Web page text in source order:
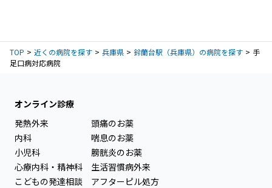
TOP 近くの病院を探す 兵庫県 鈴蘭台駅（兵庫県）の病院を探す
手
足口病対応病院
オンライン診療
発熱外来
内科
小児科
心療内科・精神科
こどもの発達相談
頭痛のお薬
喘息のお薬
膀胱炎のお薬
生活習慣病外来
アフターピル処方